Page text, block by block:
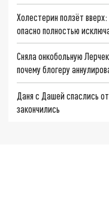
Холестерин ползёт
опасно полностью
Сняла онкобольную
почему блогеру
Даня с Дашей спаслись
закончились